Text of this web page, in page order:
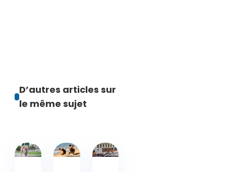
D’autres articles sur
le même sujet